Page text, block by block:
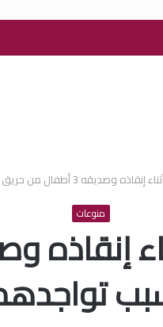
في مكة.. ويوضح سبب تواجدهما في المكان!
منوعات